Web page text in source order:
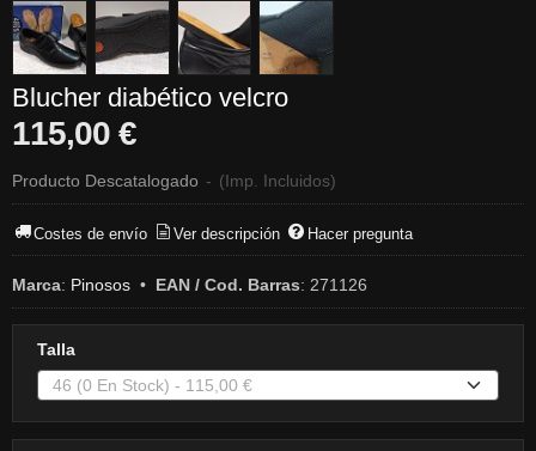
Blucher diabético velcro
115,00 €
Producto Descatalogado - (Imp. Incluidos)
Costes de envío Ver descripción Hacer pregunta
Marca: Pinosos • EAN / Cod. Barras: 271126
Talla